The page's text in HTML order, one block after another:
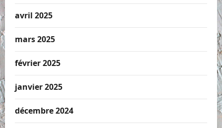
avril 2025
mars 2025
février 2025
janvier 2025
décembre 2024